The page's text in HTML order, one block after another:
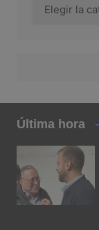
Última hora